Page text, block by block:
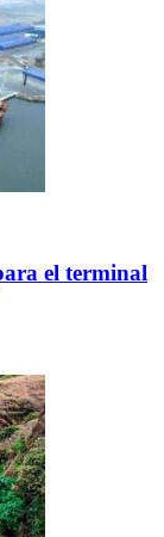
el terminal